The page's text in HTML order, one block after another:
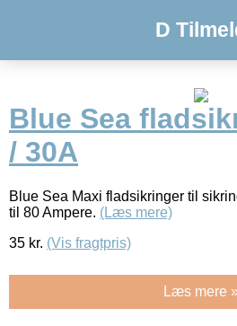
D
Blue Sea
/ 30A
Blue Sea Maxi fladsikringer til
til 80 Ampere. (Læs mere)
35 kr. (Vis fragtpris)
Læs mere